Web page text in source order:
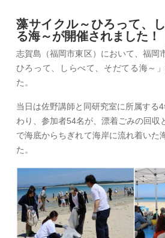
藻サイクル～ひろって、
る海～が開催されました！
志賀島（福岡市東区）において、福岡
ひろって、しらべて、そだてる海～
た。
当日は佐野講師と同研究室に所属する
わり、参加者54名が、漂着ごみの回収
で海底からちぎれて海岸に流れ着いた
た。